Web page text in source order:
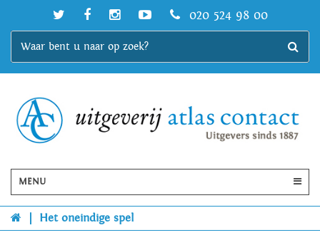
020 524 98 00
MENU
Het oneindige spel